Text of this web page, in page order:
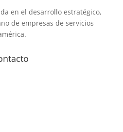
en el desarrollo estratégico,
de empresas de servicios